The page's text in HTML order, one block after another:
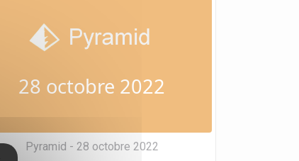
28 octobre 2022
Pyramid - 28 octobre 2022